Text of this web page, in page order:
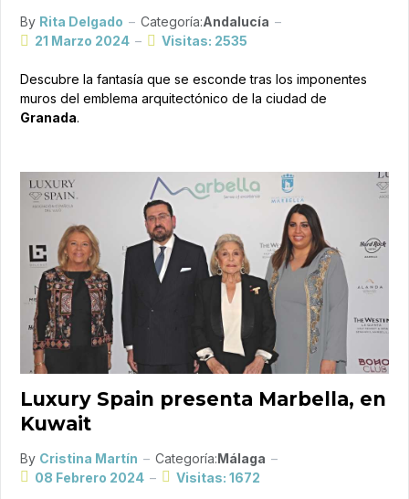
By Rita Delgado Categoría:Andalucía
21 Marzo 2024
Visitas: 2535
Descubre la fantasía que se esconde tras los imponentes
muros del emblema arquitectónico de la ciudad de
Granada.
Luxury Spain presenta Marbella, en
Kuwait
By Cristina Martín Categoría:Málaga
08 Febrero 2024
Visitas: 1672